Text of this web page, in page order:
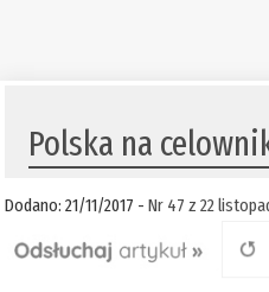
Polska na
Dodano: 21/11/2017 -Nr 47 z 22